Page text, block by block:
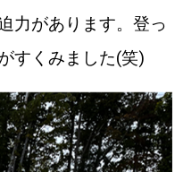
力があります。登っ
すくみました(笑)